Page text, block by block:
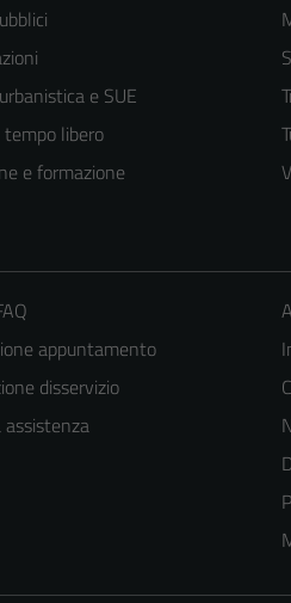
e SUE
libero
e formazione
appuntamento
disservizio